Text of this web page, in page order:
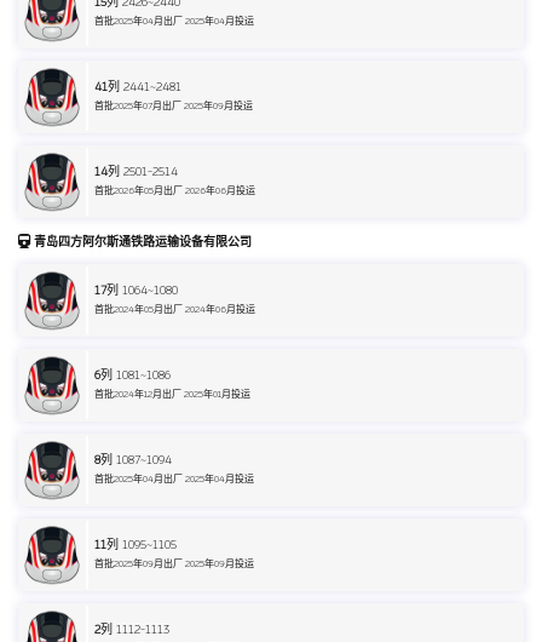
首批2025年04月出厂 2025年04月投运
41列 2441~2481
首批2025年07月出厂 2025年09月投运
14列 2501-2514
首批2026年05月出厂 2026年06月投运
青岛四方阿尔斯通铁路运输设备有限公司
17列 1064~1080
首批2024年05月出厂 2024年06月投运
6列 1081~1086
首批2024年12月出厂 2025年01月投运
8列 1087~1094
首批2025年04月出厂 2025年04月投运
11列 1095~1105
首批2025年09月出厂 2025年09月投运
2列 1112-1113